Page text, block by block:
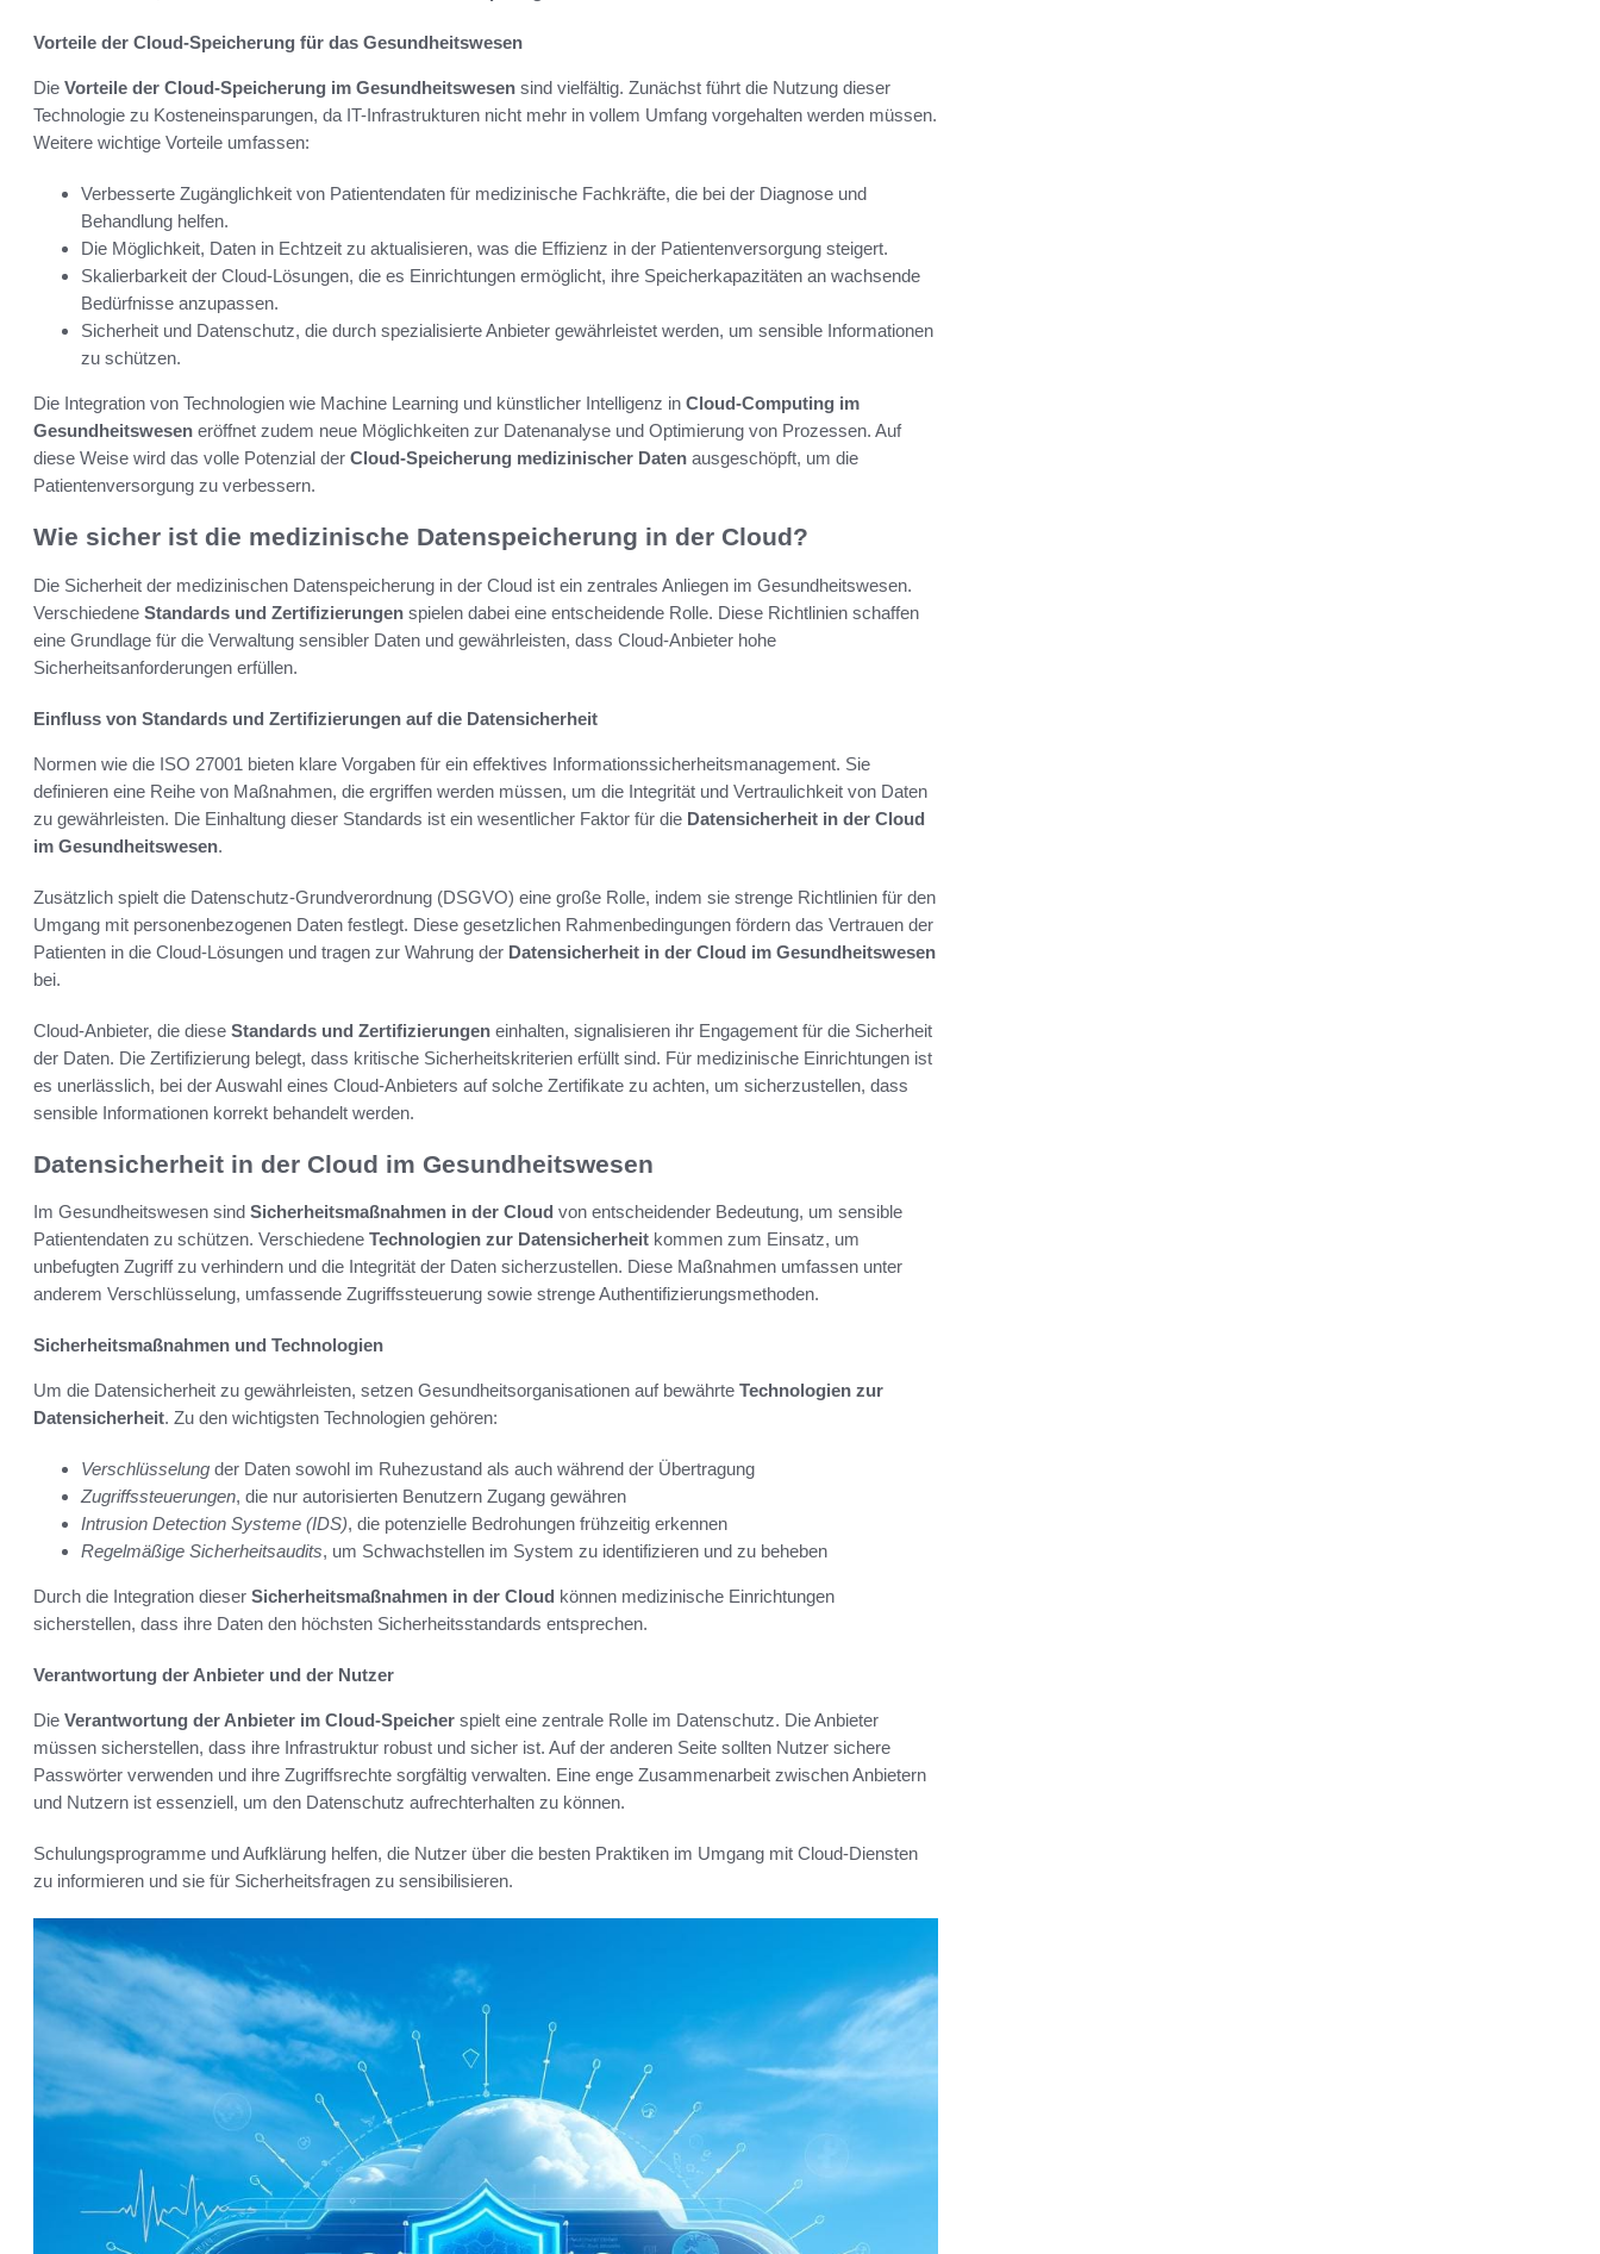
Vorteile der Cloud-Speicherung für das Gesundheitswesen
Die Vorteile der Cloud-Speicherung im Gesundheitswesen sind vielfältig. Zunächst führt die Nutzung dieser
Technologie zu Kosteneinsparungen, da IT-Infrastrukturen nicht mehr in vollem Umfang vorgehalten werden müssen.
Weitere wichtige Vorteile umfassen:
Verbesserte Zugänglichkeit von Patientendaten für medizinische Fachkräfte, die bei der Diagnose und
Behandlung helfen.
Die Möglichkeit, Daten in Echtzeit zu aktualisieren, was die Effizienz in der Patientenversorgung steigert.
Skalierbarkeit der Cloud-Lösungen, die es Einrichtungen ermöglicht, ihre Speicherkapazitäten an wachsende
Bedürfnisse anzupassen.
Sicherheit und Datenschutz, die durch spezialisierte Anbieter gewährleistet werden, um sensible Informationen
zu schützen.
Die Integration von Technologien wie Machine Learning und künstlicher Intelligenz in Cloud-Computing im
Gesundheitswesen eröffnet zudem neue Möglichkeiten zur Datenanalyse und Optimierung von Prozessen. Auf
diese Weise wird das volle Potenzial der Cloud-Speicherung medizinischer Daten ausgeschöpft, um die
Patientenversorgung zu verbessern.
Wie sicher ist die medizinische Datenspeicherung in der Cloud?
Die Sicherheit der medizinischen Datenspeicherung in der Cloud ist ein zentrales Anliegen im Gesundheitswesen.
Verschiedene Standards und Zertifizierungen spielen dabei eine entscheidende Rolle. Diese Richtlinien schaffen
eine Grundlage für die Verwaltung sensibler Daten und gewährleisten, dass Cloud-Anbieter hohe
Sicherheitsanforderungen erfüllen.
Einfluss von Standards und Zertifizierungen auf die Datensicherheit
Normen wie die ISO 27001 bieten klare Vorgaben für ein effektives Informationssicherheitsmanagement. Sie
definieren eine Reihe von Maßnahmen, die ergriffen werden müssen, um die Integrität und Vertraulichkeit von Daten
zu gewährleisten. Die Einhaltung dieser Standards ist ein wesentlicher Faktor für die Datensicherheit in der Cloud
im Gesundheitswesen.
Zusätzlich spielt die Datenschutz-Grundverordnung (DSGVO) eine große Rolle, indem sie strenge Richtlinien für den
Umgang mit personenbezogenen Daten festlegt. Diese gesetzlichen Rahmenbedingungen fördern das Vertrauen der
Patienten in die Cloud-Lösungen und tragen zur Wahrung der Datensicherheit in der Cloud im Gesundheitswesen
bei.
Cloud-Anbieter, die diese Standards und Zertifizierungen einhalten, signalisieren ihr Engagement für die Sicherheit
der Daten. Die Zertifizierung belegt, dass kritische Sicherheitskriterien erfüllt sind. Für medizinische Einrichtungen ist
es unerlässlich, bei der Auswahl eines Cloud-Anbieters auf solche Zertifikate zu achten, um sicherzustellen, dass
sensible Informationen korrekt behandelt werden.
Datensicherheit in der Cloud im Gesundheitswesen
Im Gesundheitswesen sind Sicherheitsmaßnahmen in der Cloud von entscheidender Bedeutung, um sensible
Patientendaten zu schützen. Verschiedene Technologien zur Datensicherheit kommen zum Einsatz, um
unbefugten Zugriff zu verhindern und die Integrität der Daten sicherzustellen. Diese Maßnahmen umfassen unter
anderem Verschlüsselung, umfassende Zugriffssteuerung sowie strenge Authentifizierungsmethoden.
Sicherheitsmaßnahmen und Technologien
Um die Datensicherheit zu gewährleisten, setzen Gesundheitsorganisationen auf bewährte Technologien zur
Datensicherheit. Zu den wichtigsten Technologien gehören:
Verschlüsselung der Daten sowohl im Ruhezustand als auch während der Übertragung
Zugriffssteuerungen, die nur autorisierten Benutzern Zugang gewähren
Intrusion Detection Systeme (IDS), die potenzielle Bedrohungen frühzeitig erkennen
Regelmäßige Sicherheitsaudits, um Schwachstellen im System zu identifizieren und zu beheben
Durch die Integration dieser Sicherheitsmaßnahmen in der Cloud können medizinische Einrichtungen
sicherstellen, dass ihre Daten den höchsten Sicherheitsstandards entsprechen.
Verantwortung der Anbieter und der Nutzer
Die Verantwortung der Anbieter im Cloud-Speicher spielt eine zentrale Rolle im Datenschutz. Die Anbieter
müssen sicherstellen, dass ihre Infrastruktur robust und sicher ist. Auf der anderen Seite sollten Nutzer sichere
Passwörter verwenden und ihre Zugriffsrechte sorgfältig verwalten. Eine enge Zusammenarbeit zwischen Anbietern
und Nutzern ist essenziell, um den Datenschutz aufrechterhalten zu können.
Schulungsprogramme und Aufklärung helfen, die Nutzer über die besten Praktiken im Umgang mit Cloud-Diensten
zu informieren und sie für Sicherheitsfragen zu sensibilisieren.